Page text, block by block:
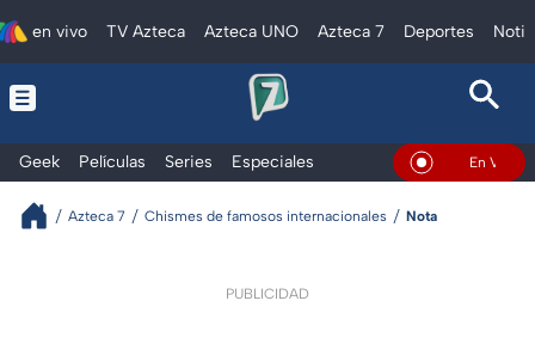
en vivo TV Azteca Azteca UNO Azteca 7 Deportes
Geek Películas Series Especiales En Vivo
Azteca 7 Chismes de famosos internacionales Nota
PUBLICIDAD